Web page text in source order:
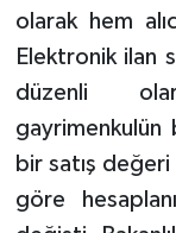
olarak hem
Elektronik ilan
düzenli
gayrimenkulün
bir satış
göre